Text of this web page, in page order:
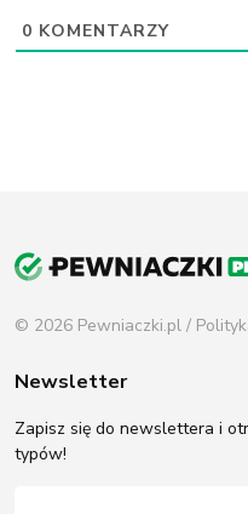
0 KOMENTARZY
© 2026 Pewniaczki.pl /
Newsletter
Zapisz się do newslettera i
typów!